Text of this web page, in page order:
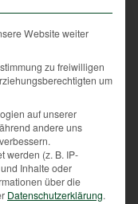
das Ambiente
kalten
idealerweise
dass die
am Plastik
der Kabel mit der
Website weiter
zu freiwilligen
um
auf unserer
andere uns
werden (z. B. IP-
Inhalte oder
über die
Datenschutzerklärung.